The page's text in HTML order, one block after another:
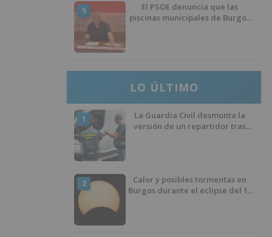
5
El PSOE denuncia que las
piscinas municipales de Burgos
LO ÚLTIMO
1
La Guardia Civil desmonta la
versión de un repartidor tras
2
Calor y posibles tormentas en
Burgos durante el eclipse del 12